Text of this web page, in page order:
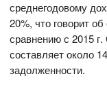
среднегодовому
20%, что говорит
сравнению с 2015
составляет около
задолженности.